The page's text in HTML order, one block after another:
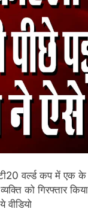
वर्ल्ड कप में एक
को गिरफ्तार
वीडियो